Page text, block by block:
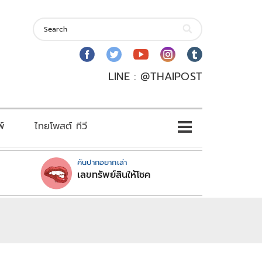
LINE : @THAIPOST
ไทยโพสต์ ทีวี
คันปากอยากเล่า
เลขทรัพย์สินให้โชค